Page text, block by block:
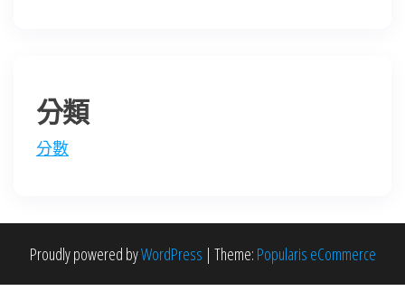
分類
分數
Proudly powered byWordPress | Theme: Popularis eCommerce